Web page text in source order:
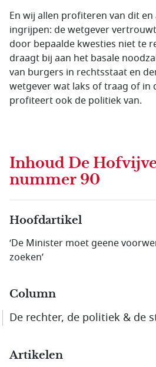
En wij allen profiteren van dit
ingrijpen: de wetgever
door bepaalde kwesties niet te
draagt bij aan het basale
van burgers in rechtsstaat en
wetgever wat laks of traag of in
profiteert ook de politiek van.
Inhoud De
nummer 90
Hoofdartikel
‘De Minister moet geene
zoeken’
Column
De rechter, de politiek & de
Artikelen